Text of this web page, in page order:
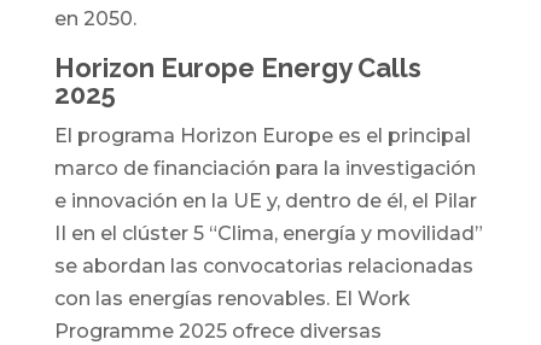
en 2050.
Horizon Europe Energy Calls
2025
El programa Horizon Europe es el principal
marco de financiación para la investigación
e innovación en la UE y, dentro de él, el Pilar
II en el clúster 5 “Clima, energía y movilidad”
se abordan las convocatorias relacionadas
con las energías renovables. El Work
Programme 2025 ofrece diversas